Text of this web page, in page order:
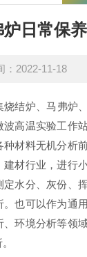
日常保
：2022-11-18
烧结炉、马弗炉
波高温实验工作
种材料无机分析
材行业，进行
定水分、灰份、
。也可以作为通
、环境分析等领